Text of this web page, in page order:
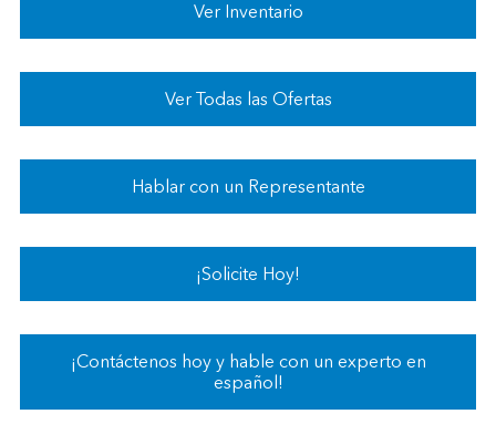
Ver Inventario
Ver Todas las Ofertas
Hablar con un Representante
¡Solicite Hoy!
¡Contáctenos hoy y hable con un experto en
español!